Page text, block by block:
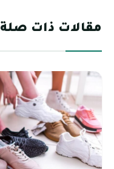
مقالات ذات صلة